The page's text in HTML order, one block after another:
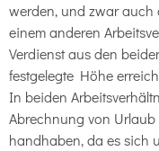
werden, und zwar auch
einem anderen
Verdienst aus den
festgelegte Höhe
In beiden
Abrechnung von
handhaben, da es sich